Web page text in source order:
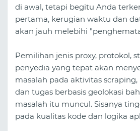
di awal, tetapi begitu Anda
pertama, kerugian waktu dan
akan jauh melebihi
Pemilihan jenis proxy, protokol,
penyedia yang tepat akan
masalah pada aktivitas
dan tugas berbasis geolokasi
masalah itu muncul. Sisanya
pada kualitas kode dan logika